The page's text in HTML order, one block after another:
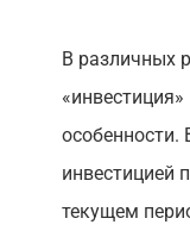
В различных
инвестицией
текущем